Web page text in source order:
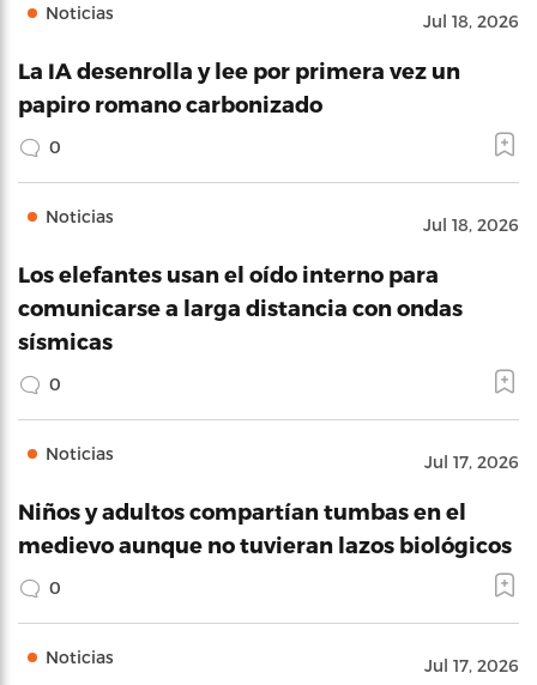
Noticias Jul 18, 2026
La IA desenrolla y lee por primera vez un
papiro romano carbonizado
0
Noticias Jul 18, 2026
Los elefantes usan el oído interno para
comunicarse a larga distancia con ondas
sísmicas
0
Noticias Jul 17, 2026
Niños y adultos compartían tumbas en el
medievo aunque no tuvieran lazos biológicos
0
Noticias Jul 17, 2026